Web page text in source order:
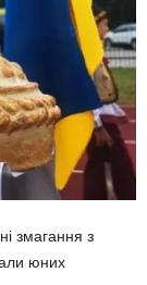
змагання з
юних